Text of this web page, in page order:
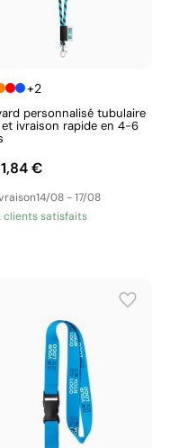
+2
personnalisé tubulaire
et ivraison rapide en 4-6
1,84 €
14/08 - 17/08
clients satisfaits